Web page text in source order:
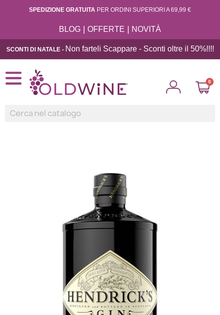
SPEDIZIONE GRATUITA PER ORDINI SUPERIORI A 69,99 €
BLOG | OFFERTE | NOVITÀ
SCONTI DI NATALE - Non farteli Scappare - Sconti oltre il 50%!!!!